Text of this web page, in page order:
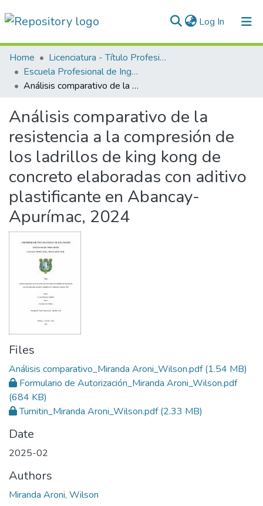
Log In (current)
Communities & Collections
All of DSpace
Normativas
Home
Licenciatura - Título Profesional
Escuela Profesional de Ingeniería Civil
Análisis comparativo de la resistencia a la compresión de los ladrillos de king kong de concreto elaboradas con aditivo plastificante en Abancay-Apurímac, 2024
Análisis comparativo de la
resistencia a la compresión de
los ladrillos de king kong de
concreto elaboradas con aditivo
plastificante en Abancay-
Apurímac, 2024
Files
Análisis comparativo_Miranda Aroni_Wilson.pdf(1.54 MB)
Formulario de Autorización_Miranda Aroni_Wilson.pdf
(684 KB)
Turnitin_Miranda Aroni_Wilson.pdf(2.33 MB)
Date
2025-02
Authors
Miranda Aroni, Wilson